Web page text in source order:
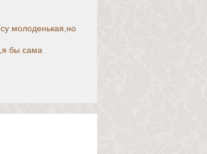
молоденькая,но
бы сама